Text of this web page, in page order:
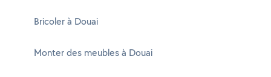
Bricoler à Douai
Monter des meubles à Douai